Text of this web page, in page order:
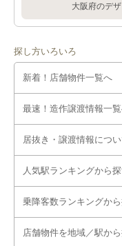
大阪府のデ
探し方いろいろ
新着！店舗物件一覧へ
最速！造作譲渡情報一
居抜き・譲渡情報につ
人気駅ランキングから
乗降客数ランキングか
店舗物件を地域／駅か